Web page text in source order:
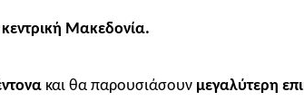
κεντρική Μακεδονία.
και θα παρουσιάσουν μεγαλύτερη